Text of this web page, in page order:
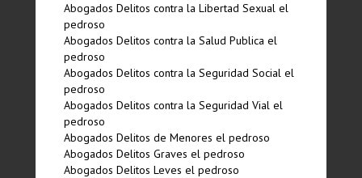
Abogados Delitos contra la Libertad Sexual el
pedroso
Abogados Delitos contra la Salud Publica el
pedroso
Abogados Delitos contra la Seguridad Social el
pedroso
Abogados Delitos contra la Seguridad Vial el
pedroso
Abogados Delitos de Menores el pedroso
Abogados Delitos Graves el pedroso
Abogados Delitos Leves el pedroso